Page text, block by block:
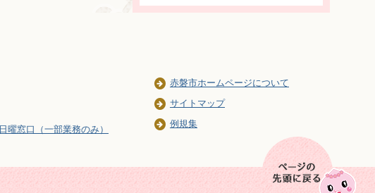
日曜窓口（一部業務のみ）
赤磐市ホームページについて
サイトマップ
例規集